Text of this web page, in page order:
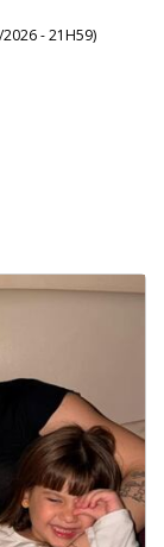
- 21H59)